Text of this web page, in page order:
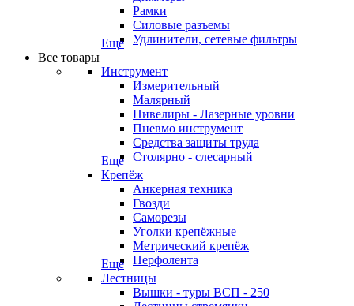
Рамки
Силовые разъемы
Удлинители, сетевые фильтры
Еще
Все товары
Инструмент
Измерительный
Малярный
Нивелиры - Лазерные уровни
Пневмо инструмент
Средства защиты труда
Столярно - слесарный
Еще
Крепёж
Анкерная техника
Гвозди
Саморезы
Уголки крепёжные
Метрический крепёж
Перфолента
Еще
Лестницы
Вышки - туры ВСП - 250